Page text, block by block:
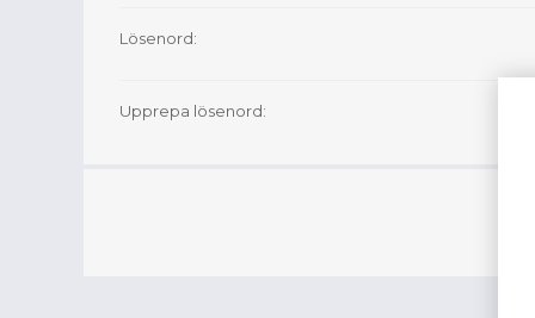
Lösenord:
Upprepa lösenord: